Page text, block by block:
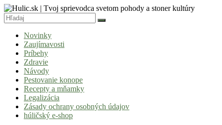
Skip
to
content
Tvoj
sprievodca
svetom
pohody
stoner
Novinky
Zaujímavosti
Príbehy
Zdravie
Návody
Pestovanie konope
Recepty a mňamky
Legalizácia
Zásady ochrany osobných údajov
húličský e-shop